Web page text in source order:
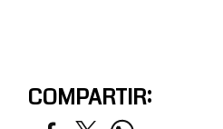
COMPARTIR: